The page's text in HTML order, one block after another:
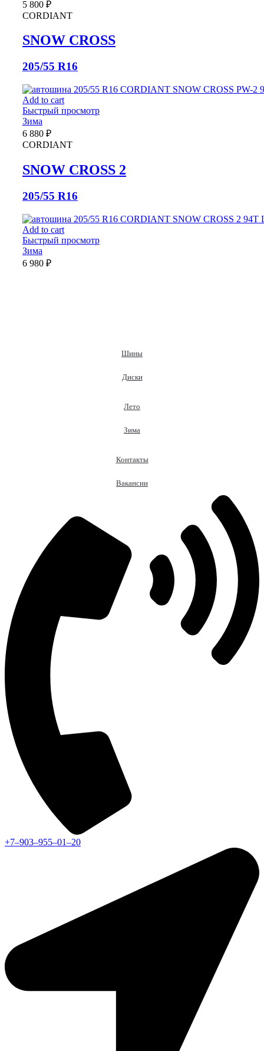
5 800 ₽
CORDIANT
SNOW CROSS
205/55 R16
Add to cart
Быстрый просмотр
Зима
6 880 ₽
CORDIANT
SNOW CROSS 2
205/55 R16
Add to cart
Быстрый просмотр
Зима
6 980 ₽
Шины
Диски
Лето
Зима
Контакты
Вакансии
+7‒903‒955‒01‒20